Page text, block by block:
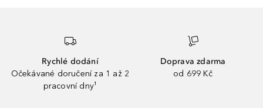
Rychlé dodání
Očekávané doručení za 1 až 2
pracovní dny¹
Doprava zdarma
od 699 Kč